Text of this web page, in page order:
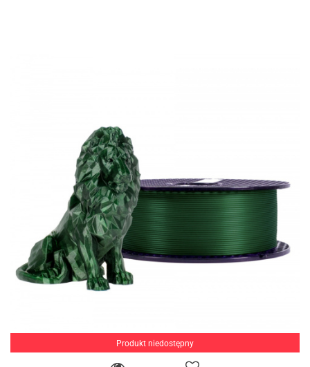
Produkt niedostępny